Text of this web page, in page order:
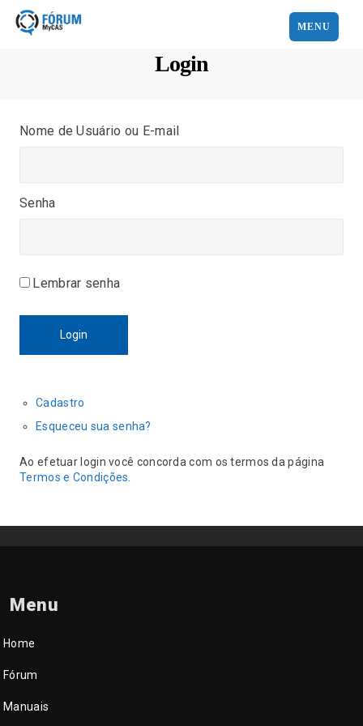
MENU
Login
Nome de Usuário ou E-mail
Senha
Lembrar senha
Login
Cadastro
Esqueceu sua senha?
Ao efetuar login você concorda com os termos da página
Termos e Condições
Menu
Home
Fórum
Manuais